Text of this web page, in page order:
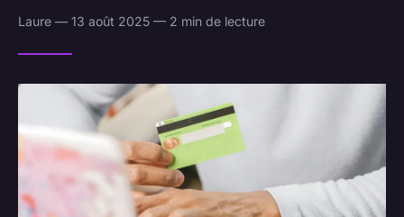
Laure — 13 août 2025 — 2 min de lecture